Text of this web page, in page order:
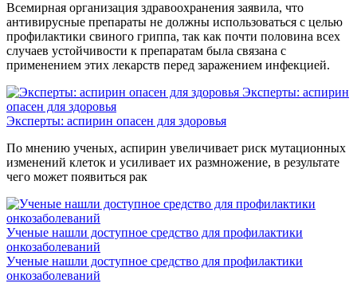
Всемирная организация здравоохранения заявила, что
антивирусные препараты не должны использоваться с целью
профилактики свиного гриппа, так как почти половина всех
случаев устойчивости к препаратам была связана с
применением этих лекарств перед заражением инфекцией.
Эксперты: аспирин
опасен для здоровья
Эксперты: аспирин опасен для здоровья
По мнению ученых, аспирин увеличивает риск мутационных
изменений клеток и усиливает их размножение, в результате
чего может появиться рак
Ученые нашли доступное средство для профилактики
онкозаболеваний
Ученые нашли доступное средство для профилактики
онкозаболеваний